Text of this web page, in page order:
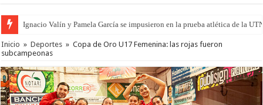
Ignacio Valín y Pamela García se impusieron en la prueba atlética de la
Traigo el litoral en mi canción: 100 años de Aníbal Sampayo
Inicio » Deportes » Copa de Oro U17 Femenina: las rojas fueron
subcampeonas